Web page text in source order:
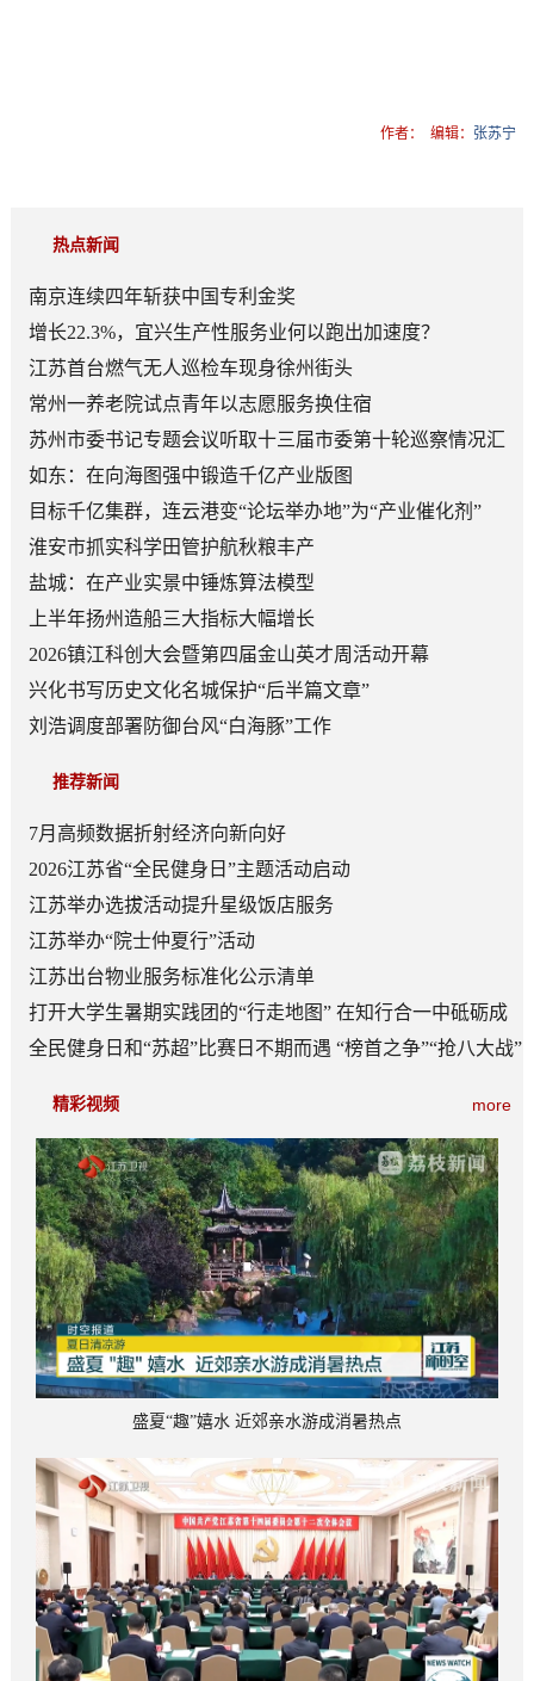
作者： 编辑： 张苏宁
热点新闻
南京连续四年斩获中国专利金奖
增长22.3%，宜兴生产性服务业何以跑出加速度？
江苏首台燃气无人巡检车现身徐州街头
常州一养老院试点青年以志愿服务换住宿
苏州市委书记专题会议听取十三届市委第十轮巡察情况汇
报
如东：在向海图强中锻造千亿产业版图
目标千亿集群，连云港变“论坛举办地”为“产业催化剂”
淮安市抓实科学田管护航秋粮丰产
盐城：在产业实景中锤炼算法模型
上半年扬州造船三大指标大幅增长
2026镇江科创大会暨第四届金山英才周活动开幕
兴化书写历史文化名城保护“后半篇文章”
刘浩调度部署防御台风“白海豚”工作
推荐新闻
7月高频数据折射经济向新向好
2026江苏省“全民健身日”主题活动启动
江苏举办选拔活动提升星级饭店服务
江苏举办“院士仲夏行”活动
江苏出台物业服务标准化公示清单
打开大学生暑期实践团的“行走地图” 在知行合一中砥砺成
长
全民健身日和“苏超”比赛日不期而遇 “榜首之争”“抢八大战”
more
精彩视频
盛夏“趣”嬉水 近郊亲水游成消暑热点